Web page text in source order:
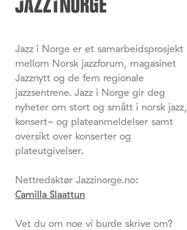
Jazz i Norge er et samarbeidsprosjekt
mellom Norsk jazzforum, magasinet
Jazznytt og de fem regionale
jazzsentrene. Jazz i Norge gir deg
nyheter om stort og smått i norsk jazz,
konsert- og plateanmeldelser samt
oversikt over konserter og
plateutgivelser.
Nettredaktør Jazzinorge.no:
Camilla Slaattun
Vet du om noe vi burde skrive om?